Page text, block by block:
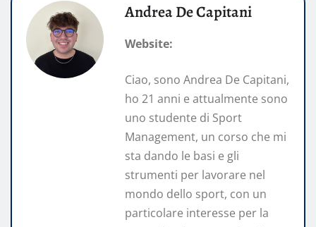
Andrea De Capitani
Website:
Ciao, sono Andrea De Capitani,
ho 21 anni e attualmente sono
uno studente di Sport
Management, un corso che mi
sta dando le basi e gli
strumenti per lavorare nel
mondo dello sport, con un
particolare interesse per la